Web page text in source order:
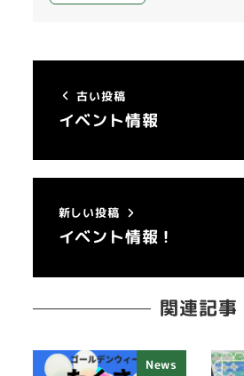
古い投稿
イベント情報
新しい投稿
イベント情報！
関連記事
News